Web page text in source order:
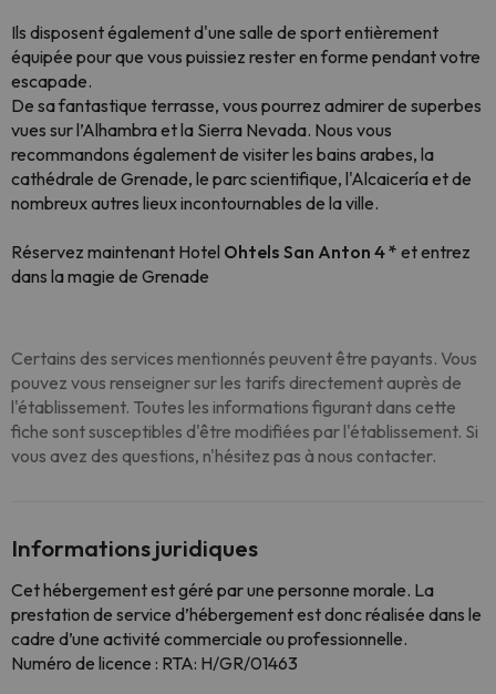
Ils disposent également d'une salle de sport entièrement
équipée pour que vous puissiez rester en forme pendant votre
escapade.
De sa fantastique terrasse, vous pourrez admirer de superbes
vues sur l’Alhambra et la Sierra Nevada. Nous vous
recommandons également de visiter les bains arabes, la
cathédrale de Grenade, le parc scientifique, l'Alcaicería et de
nombreux autres lieux incontournables de la ville.
Réservez maintenant Hotel Ohtels San Anton 4 * et entrez
dans la magie de Grenade
Certains des services mentionnés peuvent être payants. Vous
pouvez vous renseigner sur les tarifs directement auprès de
l'établissement. Toutes les informations figurant dans cette
fiche sont susceptibles d'être modifiées par l'établissement. Si
vous avez des questions, n'hésitez pas à nous contacter.
Informations juridiques
Cet hébergement est géré par une personne morale. La
prestation de service d’hébergement est donc réalisée dans le
cadre d’une activité commerciale ou professionnelle.
Numéro de licence : RTA: H/GR/01463